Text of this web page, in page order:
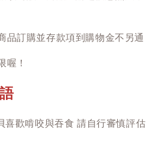
品訂購並存款項到購物金不另通
喔！
喜歡啃咬與吞食 請自行審慎評估